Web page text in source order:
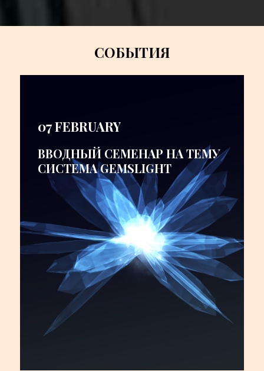
СОБЫТИЯ
07 FEBRUARY
ВВОДНЫЙ СЕМЕНАР НА ТЕМУ
СИСТЕМА GEMSLIGHT